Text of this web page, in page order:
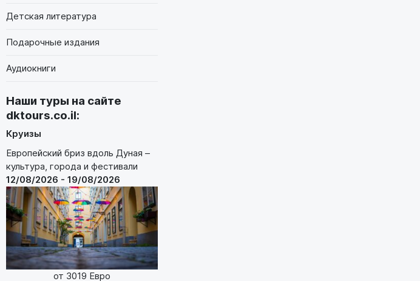
Детская литература
Подарочные издания
Аудиокниги
Наши туры на сайте
dktours.co.il:
Круизы
Европейский бриз вдоль Дуная –
культура, города и фестивали
12/08/2026 - 19/08/2026
от 3019 Евро